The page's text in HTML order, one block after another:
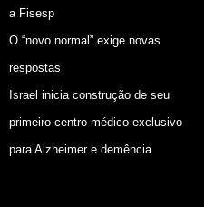
a Fisesp
O “novo normal” exige novas
respostas
Israel inicia construção de seu
primeiro centro médico exclusivo
para Alzheimer e demência